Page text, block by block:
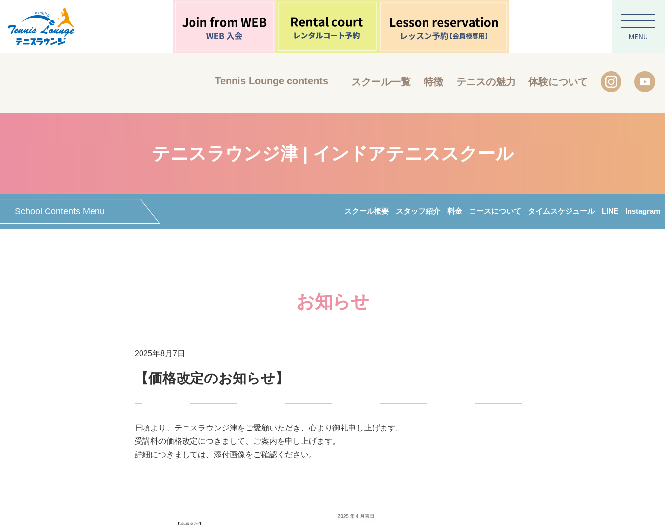
Tennis Lounge contents スクール一覧 特徴 テニスの魅力 体験について
テニスラウンジ津 | インドアテニススクール
School Contents Menu スクール概要 スタッフ紹介 料金 コースについて タイムスケジュール LINE Instagram
お知らせ
2025年8月7日
【価格改定のお知らせ】
日頃より、テニスラウンジ津をご愛顧いただき、心より御礼申し上げます。
受講料の価格改定につきまして、ご案内を申し上げます。
詳細につきましては、添付画像をご確認ください。